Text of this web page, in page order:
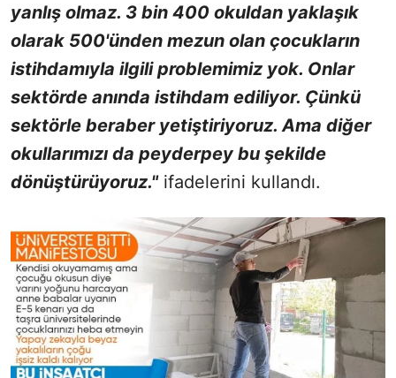
yanlış olmaz. 3 bin 400 okuldan yaklaşık
olarak 500'ünden mezun olan çocukların
istihdamıyla ilgili problemimiz yok. Onlar
sektörde anında istihdam ediliyor. Çünkü
sektörle beraber yetiştiriyoruz. Ama diğer
okullarımızı da peyderpey bu şekilde
dönüştürüyoruz."ifadelerini kullandı.